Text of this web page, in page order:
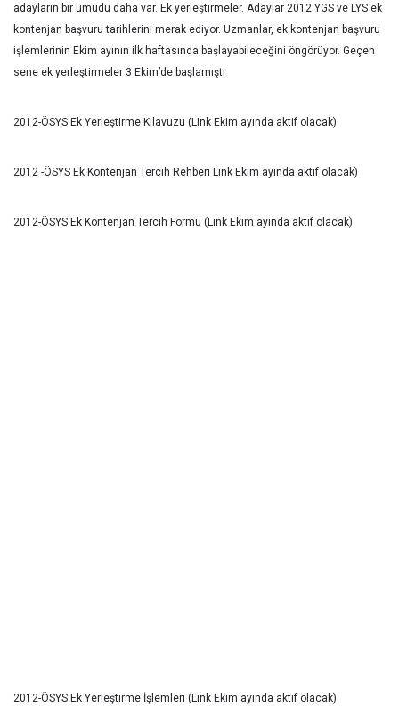
adayların bir umudu daha var. Ek yerleştirmeler. Adaylar 2012 YGS ve LYS ek
kontenjan başvuru tarihlerini merak ediyor. Uzmanlar, ek kontenjan başvuru
işlemlerinin Ekim ayının ilk haftasında başlayabileceğini öngörüyor. Geçen
sene ek yerleştirmeler 3 Ekim’de başlamıştı
2012-ÖSYS Ek Yerleştirme Kılavuzu (Link Ekim ayında aktif olacak)
2012 -ÖSYS Ek Kontenjan Tercih Rehberi Link Ekim ayında aktif olacak)
2012-ÖSYS Ek Kontenjan Tercih Formu (Link Ekim ayında aktif olacak)
2012-ÖSYS Ek Yerleştirme İşlemleri (Link Ekim ayında aktif olacak)